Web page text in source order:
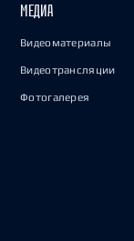
МЕДИА
Видеоматериалы
Видеотрансляции
Фотогалерея